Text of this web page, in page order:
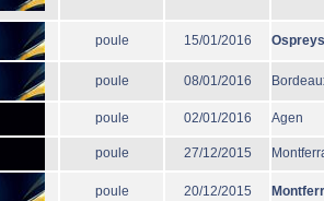
poule 15/01/2016 Ospreys
poule 08/01/2016
poule 02/01/2016 Agen
poule 27/12/2015
poule 20/12/2015